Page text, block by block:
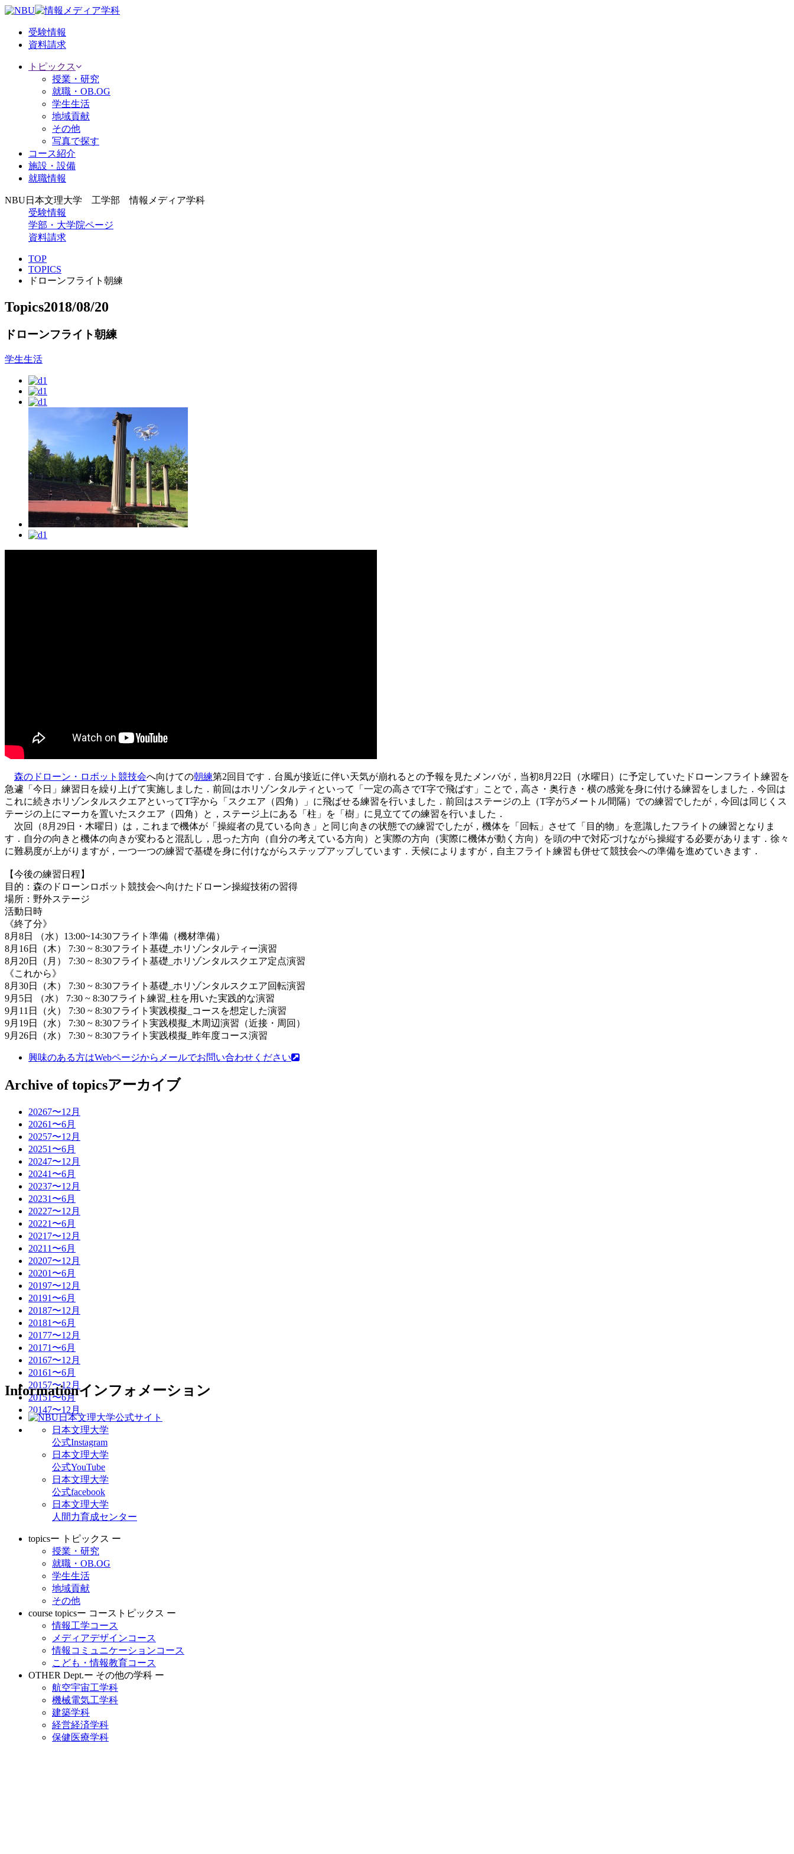
受験情報
資料請求
トピックス
授業・研究
就職・OB.OG
学生生活
地域貢献
その他
写真で探す
コース紹介
施設・設備
就職情報
NBU日本文理大学 工学部 情報メディア学科
受験情報
学部・大学院ページ
資料請求
TOP
TOPICS
ドローンフライト朝練
Topics2018/08/20
ドローンフライト朝練
学生生活
森のドローン・ロボット競技会へ向けての朝練第2回目です．台風が接近に伴い天気が崩れるとの予報を見たメンバが，当初8月22日（水曜日）に予定していたドローンフライト練習を
急遽「今日」練習日を繰り上げて実施しました．前回はホリゾンタルティといって「一定の高さでT字で飛ばす」ことで，高さ・奥行き・横の感覚を身に付ける練習をしました．今回は
これに続きホリゾンタルスクエアといってT字から「スクエア（四角）」に飛ばせる練習を行いました．前回はステージの上（T字が5メートル間隔）での練習でしたが，今回は同じくス
テージの上にマーカを置いたスクエア（四角）と，ステージ上にある「柱」を「樹」に見立てての練習を行いました．
次回（8月29日・木曜日）は，これまで機体が「操縦者の見ている向き」と同じ向きの状態での練習でしたが，機体を「回転」させて「目的物」を意識したフライトの練習となりま
す．自分の向きと機体の向きが変わると混乱し，思った方向（自分の考えている方向）と実際の方向（実際に機体が動く方向）を頭の中で対応づけながら操縦する必要があります．徐々
に難易度が上がりますが，一つ一つの練習で基礎を身に付けながらステップアップしています．天候によりますが，自主フライト練習も併せて競技会への準備を進めていきます．
【今後の練習日程】
目的：森のドローンロボット競技会へ向けたドローン操縦技術の習得
場所：野外ステージ
活動日時
《終了分》
8月8日 （水）13:00~14:30フライト準備（機材準備）
8月16日（木） 7:30 ~ 8:30フライト基礎_ホリゾンタルティー演習
8月20日（月） 7:30 ~ 8:30フライト基礎_ホリゾンタルスクエア定点演習
《これから》
8月30日（木） 7:30 ~ 8:30フライト基礎_ホリゾンタルスクエア回転演習
9月5日 （水） 7:30 ~ 8:30フライト練習_柱を用いた実践的な演習
9月11日（火） 7:30 ~ 8:30フライト実践模擬_コースを想定した演習
9月19日（水） 7:30 ~ 8:30フライト実践模擬_木周辺演習（近接・周回）
9月26日（水） 7:30 ~ 8:30フライト実践模擬_昨年度コース演習
興味のある方はWebページからメールでお問い合わせください
Archive of topicsアーカイブ
20267〜12月
20261〜6月
20257〜12月
20251〜6月
20247〜12月
20241〜6月
20237〜12月
20231〜6月
20227〜12月
20221〜6月
2021 7〜12月
2021 1〜6月
20207〜12月
20201〜6月
20197〜12月
20191〜6月
20187〜12月
20181〜6月
20177〜12月
20171〜6月
20167〜12月
20161〜6月
20157〜12月
20151〜6月
20147〜12月
Informationインフォメーション
日本文理大学
公式Instagram
日本文理大学
公式YouTube
日本文理大学
公式facebook
日本文理大学
人間力育成センター
topicsー トピックス ー
授業・研究
就職・OB.OG
学生生活
地域貢献
その他
course topicsー コーストピックス ー
情報工学コース
メディアデザインコース
情報コミュニケーションコース
こども・情報教育コース
OTHER Dept.ー その他の学科 ー
航空宇宙工学科
機械電気工学科
建築学科
経営経済学科
保健医療学科